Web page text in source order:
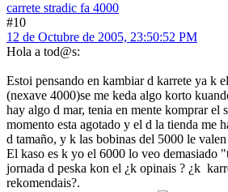
carrete stradic fa 4000
#10
12 de Octubre de 2005, 23:50:52 PM
Hola a tod@s:
Estoi pensando en kambiar d karrete ya k
(nexave 4000)se me keda algo korto
hay algo d mar, tenia en mente komprar el
momento esta agotado y el d la tienda me
d tamaño, y k las bobinas del 5000 le
El kaso es k yo el 6000 lo veo demasiado
jornada d peska kon el ¿k opinais ? ¿k
rekomendais?.